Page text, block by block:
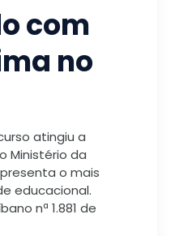
com
no
atingiu a
Ministério da
o mais
educacional.
nª 1.881 de